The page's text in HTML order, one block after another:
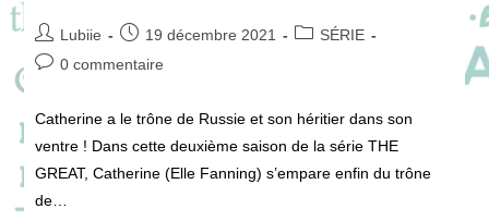
Auteur/autrice
de
Lubiie
Publication
publiée :
19 décembre 2021
PostSÉRIE
Commentaires
0 commentaire
Catherine a le trône de Russie et son héritier dans son
ventre ! Dans cette deuxième saison de la série THE
GREAT, Catherine (Elle Fanning) s’empare enfin du trône
de…